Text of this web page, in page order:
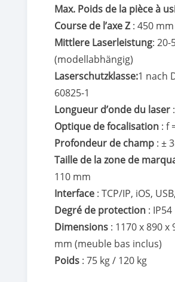
Max. Poids de la pièce à
Course de l’axe Z: 450 mm
Mittlere Laserleistung: 20-
(modellabhängig)
Laserschutzklasse:1 nach
60825-1
Longueur d’onde du laser
Optique de focalisation: f
Profondeur de champ: ±
Taille de la zone de
110 mm
Interface: TCP/IP, iOS,
Degré de protection: IP54
Dimensions: 1170 x 890 x
mm (meuble bas inclus)
Poids: 75 kg / 120 kg